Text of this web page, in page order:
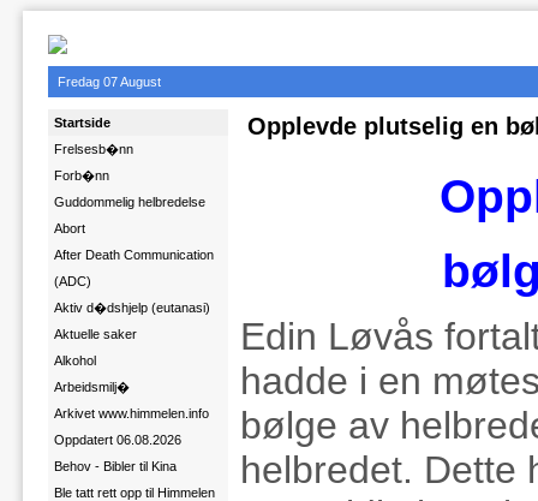
Fredag 07 August
Startside
Frelsesb�nn
Forb�nn
Guddommelig helbredelse
Abort
After Death Communication
(ADC)
Aktiv d�dshjelp (eutanasi)
Aktuelle saker
Alkohol
Arbeidsmilj�
Arkivet www.himmelen.info
Oppdatert 06.08.2026
Behov - Bibler til Kina
Ble tatt rett opp til Himmelen
Opplevde plutselig en
Edin Løvås
hadde i en
bølge av
helbredet. Dette